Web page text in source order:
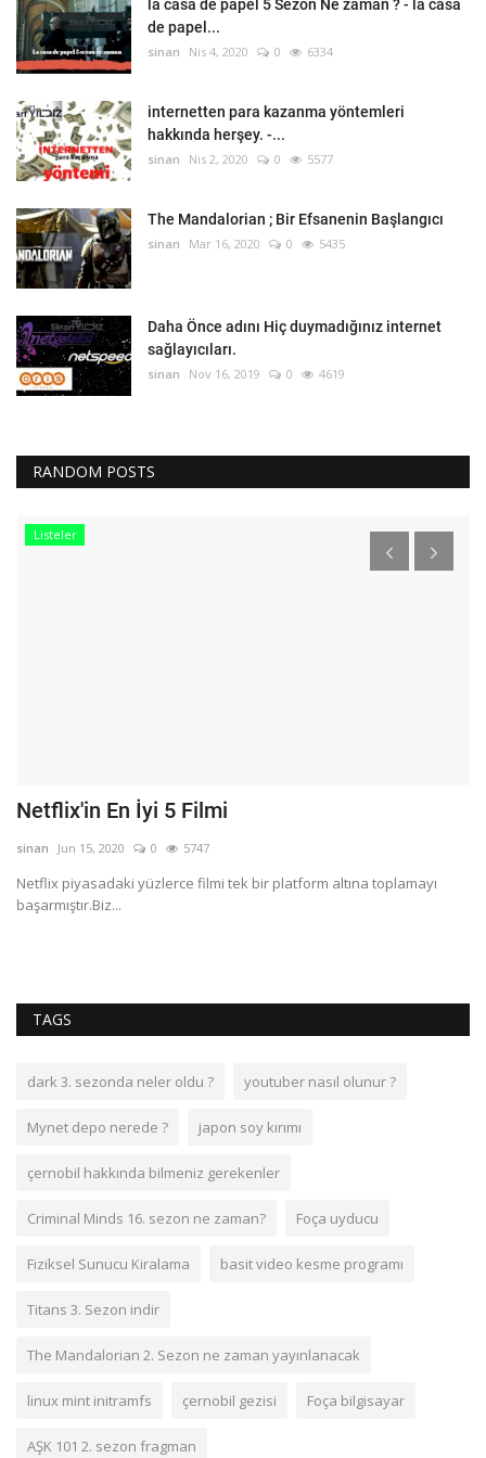
la casa de papel 5 Sezon Ne zaman ? - la casa
de papel...
sinan Nis 4, 2020 0 6334
internetten para kazanma yöntemleri
hakkında herşey. -...
sinan Nis 2, 2020 0 5577
The Mandalorian ; Bir Efsanenin Başlangıcı
sinan Mar 16, 2020 0 5435
Daha Önce adını Hiç duymadığınız internet
sağlayıcıları.
sinan Nov 16, 2019 0 4619
RANDOM POSTS
Listeler
Netflix'in En İyi 5 Filmi
sinan Jun 15, 2020 0 5747
Netflix piyasadaki yüzlerce filmi tek bir platform altına toplamayı
başarmıştır.Biz...
TAGS
dark 3. sezonda neler oldu ? youtuber nasıl olunur ?
Mynet depo nerede ? japon soy kırımı
çernobil hakkında bilmeniz gerekenler
Criminal Minds 16. sezon ne zaman? Foça uyducu
Fiziksel Sunucu Kiralama basit video kesme programı
Titans 3. Sezon indir
The Mandalorian 2. Sezon ne zaman yayınlanacak
linux mint initramfs çernobil gezisi Foça bilgisayar
AŞK 101 2. sezon fragman